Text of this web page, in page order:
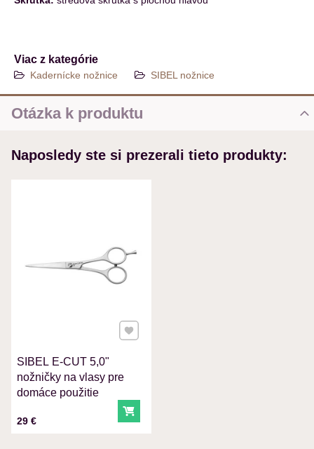
Viac z kategórie
Kadernícke nožnice SIBEL nožnice
Otázka k produktu
MENO
VAŠA OTÁZKA K PRODUKTU
Odoslať
Naposledy ste si prezerali tieto produkty:
SIBEL E-CUT 5,0"
nožničky na vlasy pre
domáce použitie
Cena s DPH
29 € Do košíka
Pridať k Obľúbeným